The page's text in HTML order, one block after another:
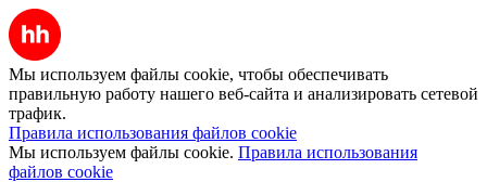
Мы используем файлы cookie, чтобы обеспечивать
правильную работу нашего веб-сайта и анализировать сетевой
трафик.
Правила использования файлов cookie
Мы используем файлы cookie. Правила использования
файлов cookie